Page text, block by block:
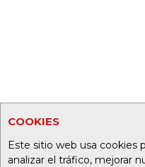
COOKIES
Este sitio web usa cookies
analizar el tráfico, mejorar